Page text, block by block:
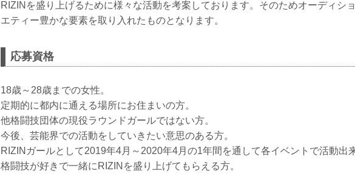
RIZINを盛り上げるために様々な活動を考案しております。そのためオーディシ
エティー豊かな要素を取り入れたものとなります。
応募資格
18歳～28歳までの女性。
定期的に都内に通える場所にお住まいの方。
他格闘技団体の現役ラウンドガールではない方。
今後、芸能界での活動をしていきたい意思のある方。
RIZINガールとして2019年4月～2020年4月の1年間を通して各イベントで活動出
格闘技が好きで一緒にRIZINを盛り上げてもらえる方。